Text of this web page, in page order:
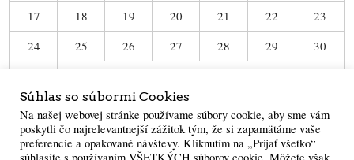
17
18 19 20 21 22
23
24
25 26 27 28 29
30
« Jun
Súhlas so súbormi Cookies
Na našej webovej stránke používame súbory cookie, aby sme vám
poskytli čo najrelevantnejší zážitok tým, že si zapamätáme vaše
preferencie a opakované návštevy. Kliknutím na „Prijať všetko“